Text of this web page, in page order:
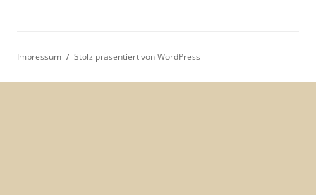
Impressum Stolz präsentiert von WordPress